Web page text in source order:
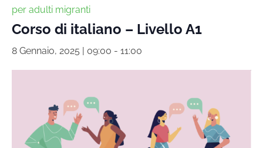
per adulti migranti
Corso di italiano – Livello A1
8 Gennaio, 2025 | 09:00 - 11:00